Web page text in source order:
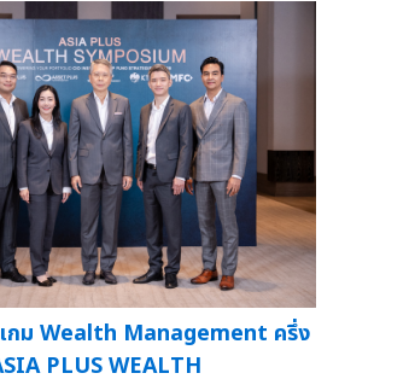
เกม Wealth Management ครึ่ง
PLUS WEALTH